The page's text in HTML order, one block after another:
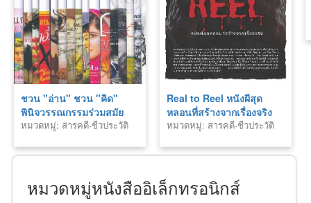
ชวน "อ่าน" ชวน "คิด"
พินิจวรรณกรรมร่วมสมัย
หมวดหมู่: สารคดี-ชีวประวัติ
Real to Reel หนังผีสุด
หลอนที่สร้างจากเรื่องจริง
หมวดหมู่: สารคดี-ชีวประวัติ
หมวดหมู่หนังสืออิเล็กทรอนิกส์